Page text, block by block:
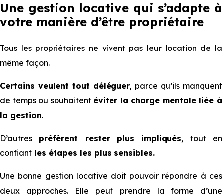
Une gestion locative qui s’adapte à
votre manière d’être propriétaire
Tous les propriétaires ne vivent pas leur location de la
même façon.
Certains veulent tout déléguer, parce qu’ils manquent
de temps ou souhaitent éviter la charge mentale liée à
la gestion.
D’autres préfèrent rester plus impliqués, tout en
confiant les étapes les plus sensibles.
Une bonne gestion locative doit pouvoir répondre à ces
deux approches. Elle peut prendre la forme d’une